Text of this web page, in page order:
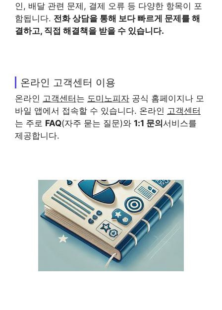
인, 배달 관련 문제, 결제 오류 등 다양한 항목이 포
함됩니다. 전화 상담을 통해 보다 빠르게 문제를 해
결하고, 직접 해결책을 받을 수 있습니다.
온라인 고객센터 이용
온라인 고객센터는 도미노피자 공식 홈페이지나 모
바일 앱에서 접속할 수 있습니다. 온라인 고객센터
는 주로 FAQ(자주 묻는 질문)와 1:1 문의서비스를
제공합니다.